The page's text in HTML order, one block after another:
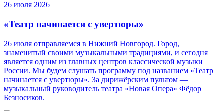
26 июля 2026
«Театр начинается с увертюры»
26 июля отправляемся в Нижний Новгород. Город,
знаменитый своими музыкальными традициями, и сегодня
является одним из главных центров классической музыки
России. Мы будем слушать программу под названием «Театр
начинается с увертюры». За дирижёрским пультом —
музыкальный руководитель театра «Новая Опера» Фёдор
Безносиков.